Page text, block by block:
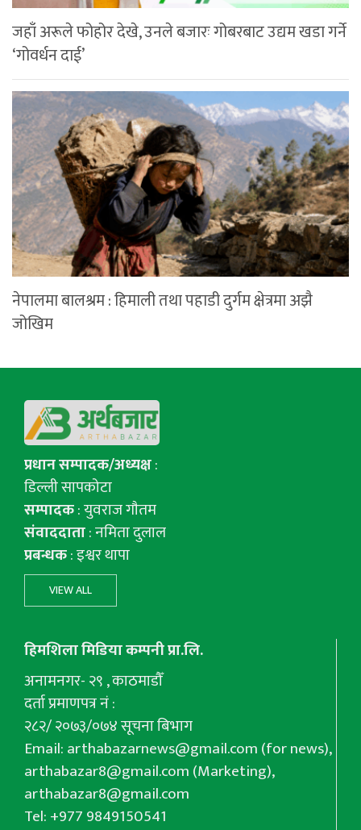
जहाँ अरूले फोहोर देखे, उनले बजारः गोबरबाट उद्यम खडा गर्ने
‘गोवर्धन दाई’
नेपालमा बालश्रम : हिमाली तथा पहाडी दुर्गम क्षेत्रमा अझै
जोखिम
प्रधान सम्पादक/अध्यक्ष:
डिल्ली सापकोटा
सम्पादक: युवराज गाैतम
संवाददाता: नमिता दुलाल
प्रबन्धक: इश्वर थापा
VIEW ALL
हिमशिला मिडिया कम्पनी प्रा.लि.
अनामनगर- २९ , काठमाडौँ
दर्ता प्रमाणपत्र नं :
२८२/ २०७३/०७४ सूचना बिभाग
Email:arthabazarnews@gmail.com(for news),
arthabazar8@gmail.com(Marketing),
arthabazar8@gmail.com
Tel: +977 9849150541